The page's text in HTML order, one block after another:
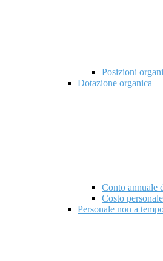
Posizioni
Dotazione organica
Conto annuale
Costo
Personale non a